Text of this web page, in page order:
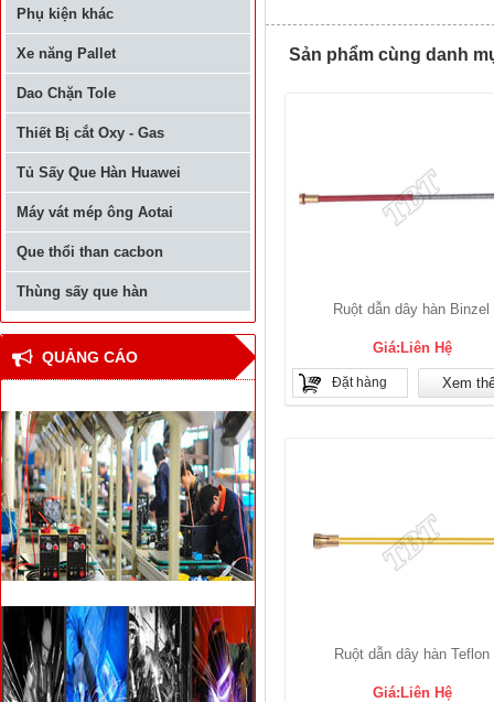
Phụ kiện khác
Xe năng Pallet
Dao Chặn Tole
Thiết Bị cắt Oxy - Gas
Tủ Sấy Que Hàn Huawei
Máy vát mép ông Aotai
Que thổi than cacbon
Thùng sấy que hàn
QUẢNG CÁO
Sản phẩm cùng danh
Ruột dẫn dây hàn Binzel
Giá:Liên Hệ
Đặt hàng Xem
Ruột dẫn dây hàn Teflon
Giá:Liên Hệ